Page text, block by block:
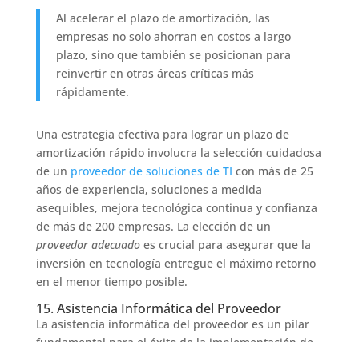
Al acelerar el plazo de amortización, las
empresas no solo ahorran en costos a largo
plazo, sino que también se posicionan para
reinvertir en otras áreas críticas más
rápidamente.
Una estrategia efectiva para lograr un plazo de
amortización rápido involucra la selección cuidadosa
de un proveedor de soluciones de TI con más de 25
años de experiencia, soluciones a medida
asequibles, mejora tecnológica continua y confianza
de más de 200 empresas. La elección de un
proveedor adecuadoes crucial para asegurar que la
inversión en tecnología entregue el máximo retorno
en el menor tiempo posible.
15. Asistencia Informática del Proveedor
La asistencia informática del proveedor es un pilar